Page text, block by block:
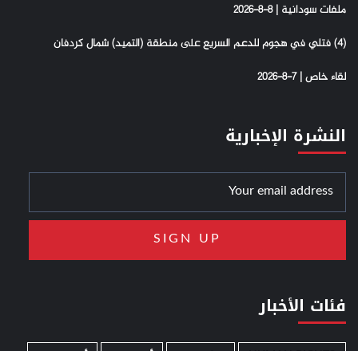
ملفات سودانية | 8-8-2026
(4) فتلي في هجوم للدعم السريع على منطقة (التميد) شمال كردفان
لقاء خاص | 7-8-2026
النشرة الإخبارية
فئات الأخبار